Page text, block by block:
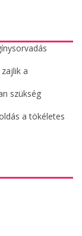
a
szükség
a tökéletes